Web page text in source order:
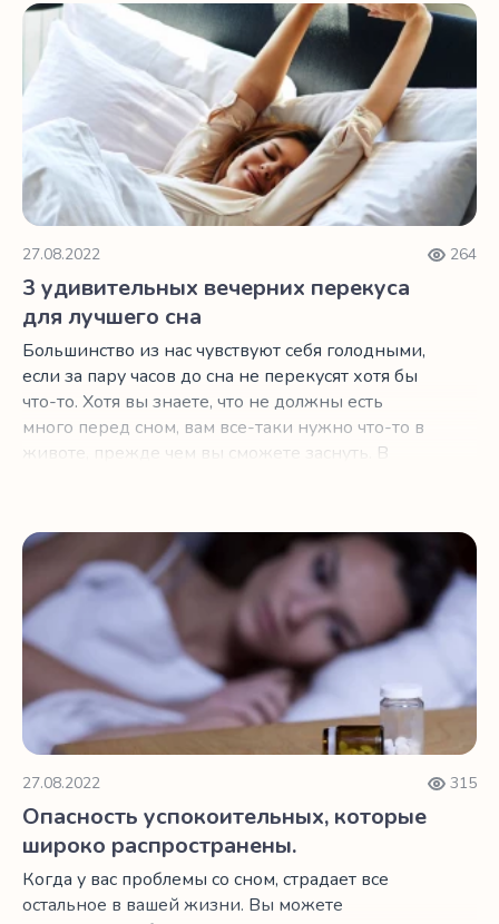
3 удивительных вечерних перекуса для лучшего сна
27.08.2022 264
3 удивительных вечерних перекуса
для лучшего сна
Большинство из нас чувствуют себя голодными,
если за пару часов до сна не перекусят хотя бы
что-то. Хотя вы знаете, что не должны есть
много перед сном, вам все-таки нужно что-то в
животе, прежде чем вы сможете заснуть. В
перекуса может помешать вам получить
необходимого качества сон. Ниже мы собрали
три перекуса, которые являются полезными и
вкусными. Это нут, киви и терпкий вишневый
сок.
Опасность успокоительных, которые широко
27.08.2022 315
Опасность успокоительных, которые
широко распространены.
Когда у вас проблемы со сном, страдает все
остальное в вашей жизни. Вы можете